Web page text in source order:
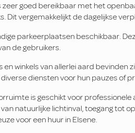
zeer goed bereikbaar met het
Dit vergemakkelijkt de dagelijkse
parkeerplaatsen beschikbaar.
de gebruikers.
en winkels van allerlei aard bevinden
diensten voor hun pauzes of
is geschikt voor
natuurlijke lichtinval, toegang tot
voor een huur in Elsene.